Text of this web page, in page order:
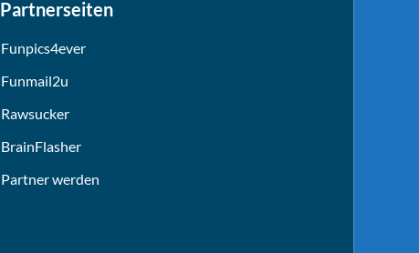
Partnerseiten
Funpics4ever
Funmail2u
Rawsucker
BrainFlasher
Partner werden